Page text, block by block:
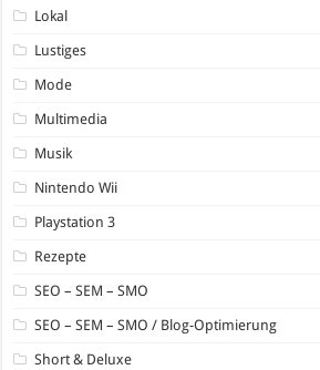
Lokal
Lustiges
Mode
Multimedia
Musik
Nintendo Wii
Playstation 3
Rezepte
SEO – SEM – SMO
SEO – SEM – SMO / Blog-Optimierung
Short & Deluxe